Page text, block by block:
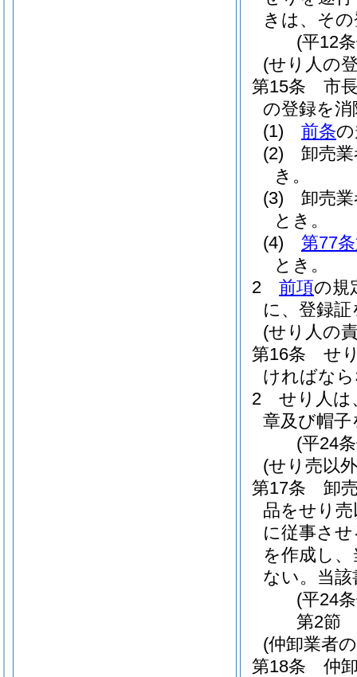
きは、そ
(平12
(せり人の
第15条
市
の登録を
(1)
前条
(2)
卸売
き。
(3)
卸売
とき。
(4)
第77
とき。
2
前項の規
に、登録
(せり人の
第16条
せ
ければな
2
せり人は
章及び帽
(平24
(せり売以
第17条
卸
品をせり
に従事さ
を作成し
ない。 当
(平24
第2節
(仲卸業者
第18条
仲